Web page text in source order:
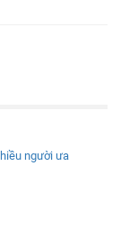
người ưa